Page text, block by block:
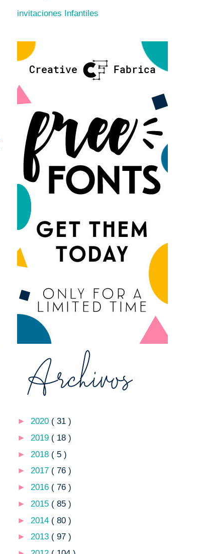
invitaciones Infantiles
► 2020 ( 31 )
► 2019 ( 18 )
► 2018 ( 5 )
► 2017 ( 76 )
► 2016 ( 76 )
► 2015 ( 85 )
► 2014 ( 80 )
► 2013 ( 97 )